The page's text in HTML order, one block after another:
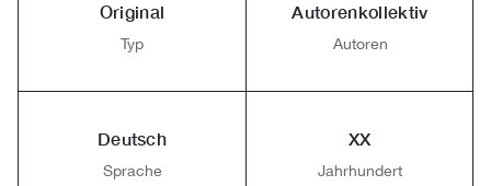
Original
Typ
Autorenkollektiv
Autoren
Deutsch
Sprache
XX
Jahrhundert